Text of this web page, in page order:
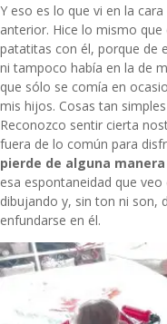
Y eso es lo que vi en la
anterior. Hice lo mismo
patatitas con él, porque de
ni tampoco había en la de
que sólo se comía en
mis hijos. Cosas tan
Reconozco sentir cierta
fuera de lo común para
pierde de alguna
esa espontaneidad que
dibujando y, sin ton ni son,
enfundarse en él.